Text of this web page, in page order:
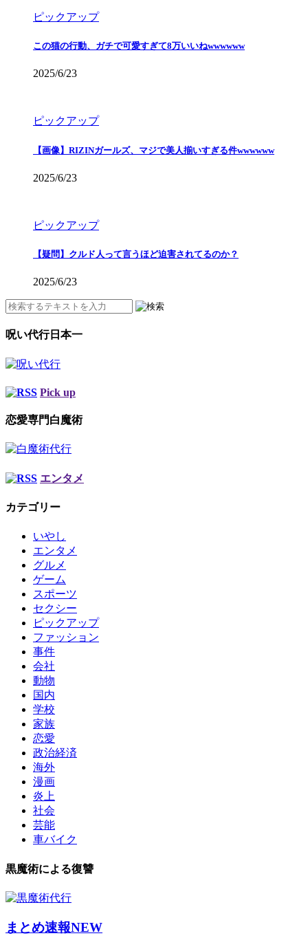
ピックアップ
この猫の行動、ガチで可愛すぎて8万いいねwwwwww
2025/6/23
ピックアップ
【画像】RIZINガールズ、マジで美人揃いすぎる件wwwwww
2025/6/23
ピックアップ
【疑問】クルド人って言うほど迫害されてるのか？
2025/6/23
呪い代行日本一
Pick up
恋愛専門白魔術
エンタメ
カテゴリー
いやし
エンタメ
グルメ
ゲーム
スポーツ
セクシー
ピックアップ
ファッション
事件
会社
動物
国内
学校
家族
恋愛
政治経済
海外
漫画
炎上
社会
芸能
車バイク
黒魔術による復讐
まとめ速報NEW